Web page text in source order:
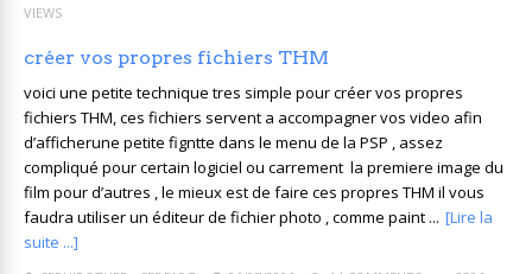
VIEWS
créer vos propres fichiers THM
voici une petite technique tres simple pour créer vos propres
fichiers THM, ces fichiers servent a accompagner vos video afin
d’afficherune petite figntte dans le menu de la PSP , assez
compliqué pour certain logiciel ou carrement la premiere image du
film pour d’autres , le mieux est de faire ces propres THM il vous
faudra utiliser un éditeur de fichier photo , comme paint ... [Lire la
suite ...]